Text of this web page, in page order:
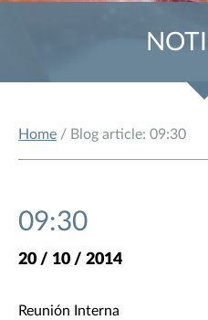
Home / Blog article: 09:30
09:30
20 / 10 / 2014
Reunión Interna